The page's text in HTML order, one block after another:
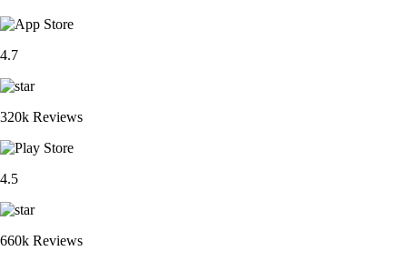
4.7
320k Reviews
4.5
660k Reviews